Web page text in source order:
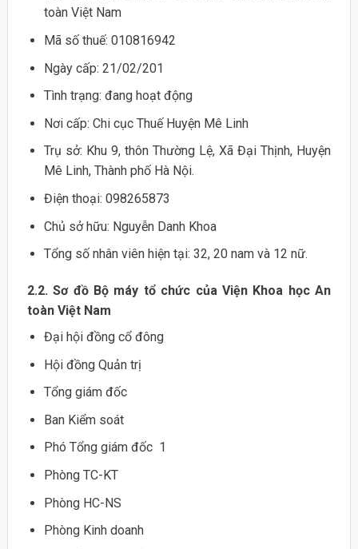
toàn Việt Nam
Mã số thuế: 010816942
Ngày cấp: 21/02/201
Tình trạng: đang hoạt động
Nơi cấp: Chi cục Thuế Huyện Mê Linh
Trụ sở: Khu 9, thôn Thường Lệ, Xã Đại Thịnh, Huyện
Mê Linh, Thành phố Hà Nội.
Điện thoại: 098265873
Chủ sở hữu: Nguyễn Danh Khoa
Tổng số nhân viên hiện tại: 32, 20 nam và 12 nữ.
2.2. Sơ đồ Bộ máy tổ chức của Viện Khoa học An
toàn Việt Nam
Đại hội đồng cổ đông
Hội đồng Quản trị
Tổng giám đốc
Ban Kiểm soát
Phó Tổng giám đốc 1
Phòng TC-KT
Phòng HC-NS
Phòng Kinh doanh